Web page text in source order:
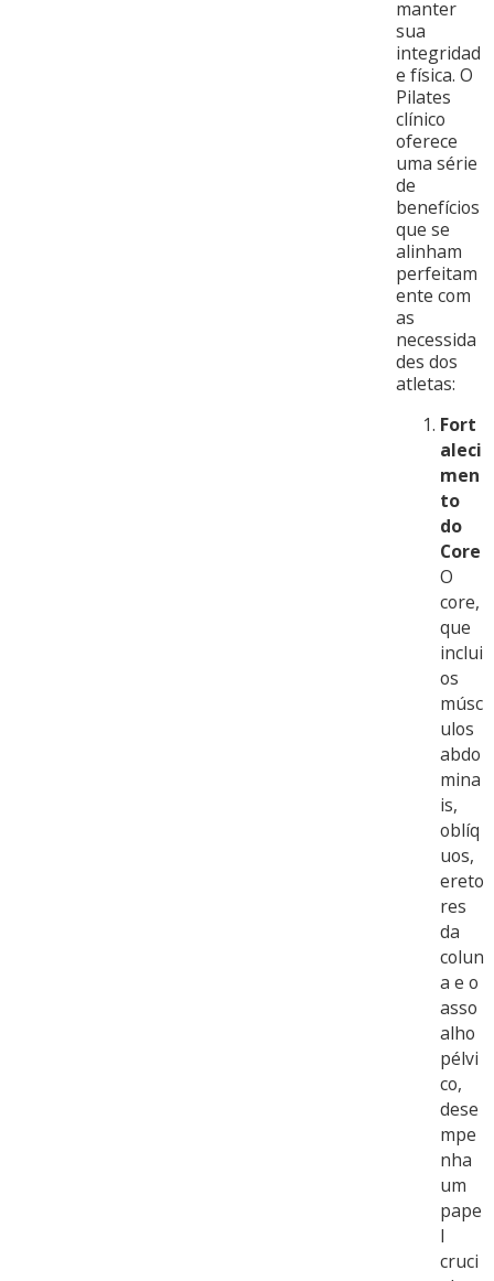
manter
sua
integridad
e física. O
Pilates
clínico
oferece
uma série
de
benefícios
que se
alinham
perfeitam
ente com
as
necessida
des dos
atletas:
Fort
aleci
men
to
do
Core
O
core,
que
inclui
os
músc
ulos
abdo
mina
is,
oblíq
uos,
ereto
res
da
colun
a e o
asso
alho
pélvi
co,
dese
mpe
nha
um
pape
l
cruci